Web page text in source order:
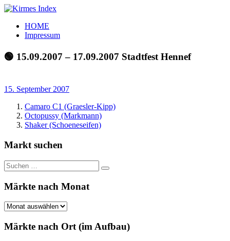
Zum
springen
Kirmes
Index
Tourpläne
der
letzten
HOME
Impressum
🟢 15.09.2007 – 17.09.2007 Stadtfest Hennef
15. September 2007
Camaro C1 (Graesler-Kipp)
Octopussy (Markmann)
Shaker (Schoeneseifen)
Markt suchen
Suchen
nach:
Suchen
Märkte nach Monat
Märkte
Monat
Märkte nach Ort (im Aufbau)